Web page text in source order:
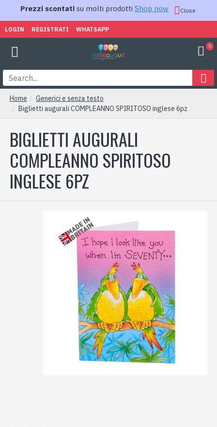
Prezzi scontati su molti prodotti Shop now Close
LOGIN REGISTRATI WHATSAPP
0
Home
Generici e senza testo
Biglietti augurali COMPLEANNO SPIRITOSO inglese 6pz
BIGLIETTI AUGURALI
COMPLEANNO SPIRITOSO
INGLESE 6PZ